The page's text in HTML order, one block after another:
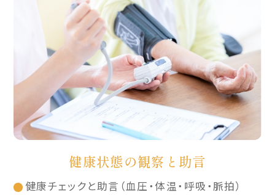
健康状態の観察と助言
健康チェックと助言（血圧・体温・呼吸・脈拍）